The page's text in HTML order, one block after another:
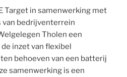
Target in samenwerking met
van bedrijventerrein
Tholen een
inzet van flexibel
behoeven van een batterij
samenwerking is een